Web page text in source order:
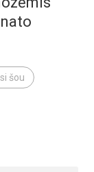
šou